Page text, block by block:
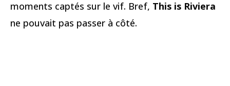
moments captés sur le vif. Bref, This is Riviera
ne pouvait pas passer à côté.